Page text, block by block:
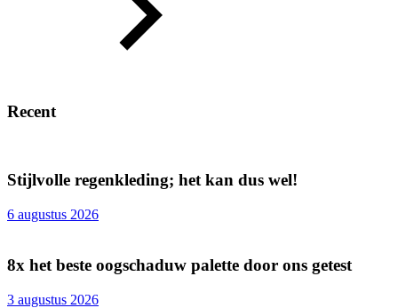
Recent
Stijlvolle regenkleding; het kan dus wel!
6 augustus 2026
8x het beste oogschaduw palette door ons getest
3 augustus 2026